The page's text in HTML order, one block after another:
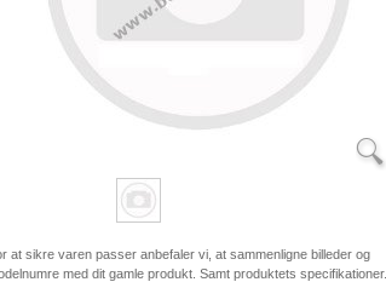
at sikre varen passer anbefaler vi, at sammenligne billeder og
med dit gamle produkt. Samt produktets specifikationer.